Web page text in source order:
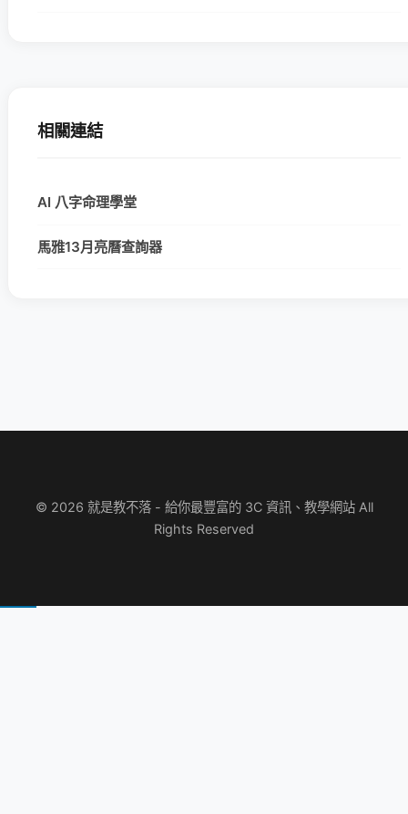
相關連結
AI 八字命理學堂
馬雅13月亮曆查詢器
© 2026 就是教不落 - 給你最豐富的 3C 資訊、教學網站 All
Rights Reserved